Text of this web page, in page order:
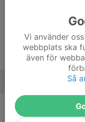
17. Nazaniin
8. Stefania
Joakim
Vi använder
webbplats ska
även för
Så